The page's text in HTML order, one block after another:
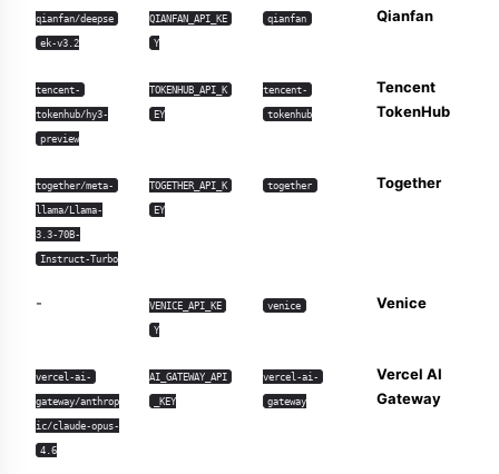
Qianfan
qianfan
QIANFAN_API_KE
Y
qianfan/deepse
ek-v3.2
Tencent
TokenHub
tencent-
tokenhub
TOKENHUB_API_K
EY
tencent-
tokenhub/hy3-
preview
Together
together
TOGETHER_API_K
EY
together/meta-
llama/Llama-
3.3-70B-
Instruct-Turbo
Venice
venice
VENICE_API_KE
Y
-
Vercel AI
Gateway
vercel-ai-
gateway
AI_GATEWAY_API
_KEY
vercel-ai-
gateway/anthrop
ic/claude-opus-
4.6